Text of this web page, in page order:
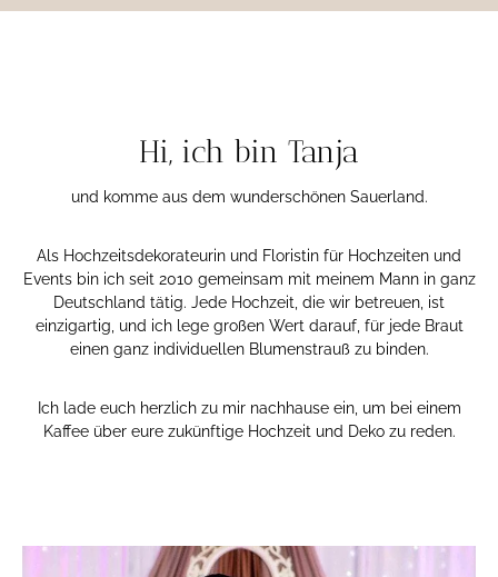
Hi, ich bin Tanja
und komme aus dem wunderschönen Sauerland.
Als Hochzeitsdekorateurin und Floristin für Hochzeiten und
Events bin ich seit 2010 gemeinsam mit meinem Mann in ganz
Deutschland tätig. Jede Hochzeit, die wir betreuen, ist
einzigartig, und ich lege großen Wert darauf, für jede Braut
einen ganz individuellen Blumenstrauß zu binden.
Ich lade euch herzlich zu mir nachhause ein, um bei einem
Kaffee über eure zukünftige Hochzeit und Deko zu reden.